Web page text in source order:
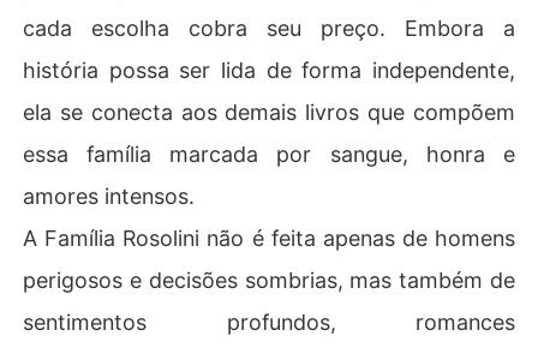
cada escolha cobra seu preço. Embora a
história possa ser lida de forma independente,
ela se conecta aos demais livros que compõem
essa família marcada por sangue, honra e
amores intensos.
A Família Rosolini não é feita apenas de homens
perigosos e decisões sombrias, mas também de
sentimentos profundos, romances